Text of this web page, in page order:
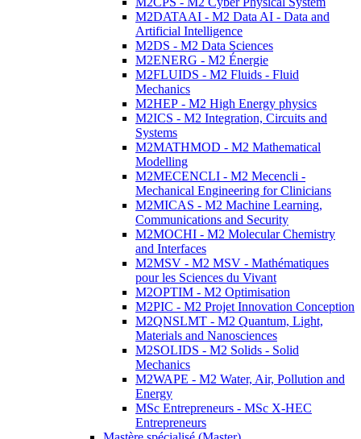
M2DATAAI - M2 Data AI - Data and
Artificial Intelligence
M2DS - M2 Data Sciences
M2ENERG - M2 Énergie
M2FLUIDS - M2 Fluids - Fluid
Mechanics
M2HEP - M2 High Energy physics
M2ICS - M2 Integration, Circuits and
Systems
M2MATHMOD - M2 Mathematical
Modelling
M2MECENCLI - M2 Mecencli -
Mechanical Engineering for Clinicians
M2MICAS - M2 Machine Learning,
Communications and Security
M2MOCHI - M2 Molecular Chemistry
and Interfaces
M2MSV - M2 MSV - Mathématiques
pour les Sciences du Vivant
M2OPTIM - M2 Optimisation
M2PIC - M2 Projet Innovation Conception
M2QNSLMT - M2 Quantum, Light,
Materials and Nanosciences
M2SOLIDS - M2 Solids - Solid
Mechanics
M2WAPE - M2 Water, Air, Pollution and
Energy
MSc Entrepreneurs - MSc X-HEC
Entrepreneurs